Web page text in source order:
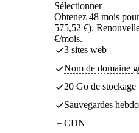
Sélectionner
Obtenez 48 mois
575,52 €).
€/mois.
3 sites web
Nom de domaine
20 Go de stockage
Sauvegardes
CDN